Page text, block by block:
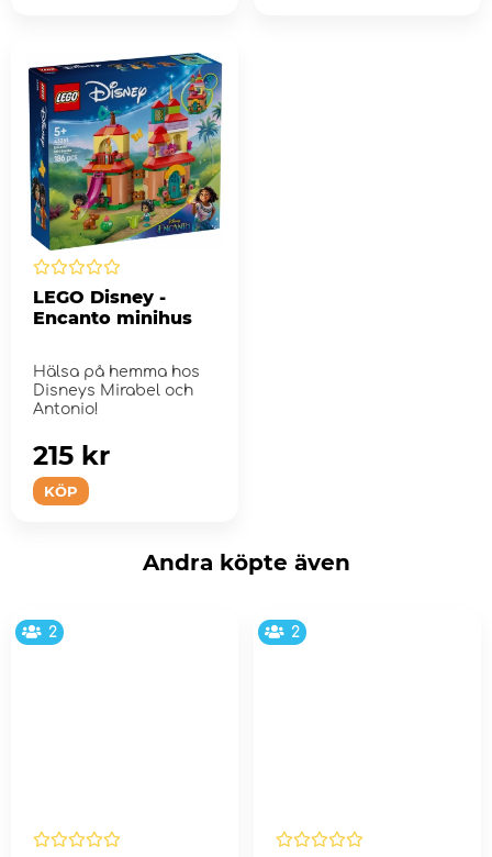
LEGO Disney -
Encanto minihus
Hälsa på hemma hos
Disneys Mirabel och
Antonio!
KÖP
215 kr
Andra köpte även
2 2